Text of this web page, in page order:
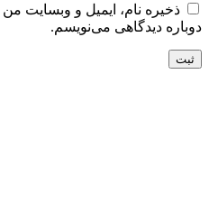
ذخیره نام، ایمیل و وبسایت
دوباره دیدگاهی می‌نویسم.